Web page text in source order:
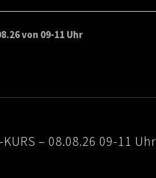
von 09-11 Uhr
KURS – 08.08.26 09-11 Uhr